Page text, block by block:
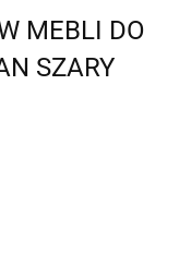
MEBLI DO
SZARY